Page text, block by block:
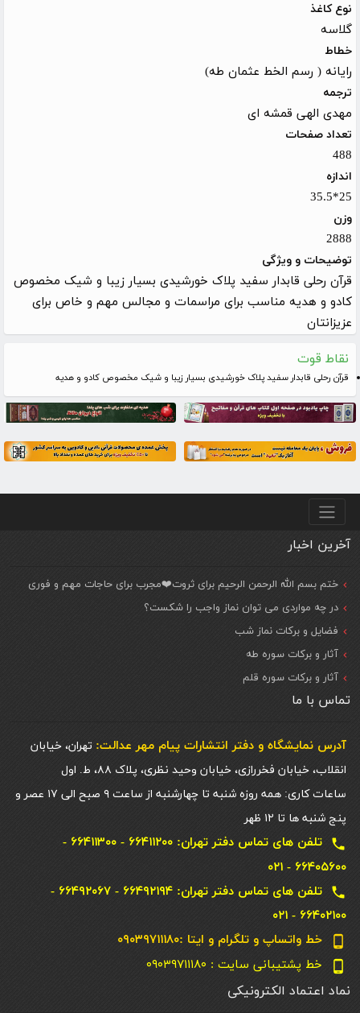
نوع کاغذ
گلاسه
خطاط
رایانه ( رسم الخط عثمان طه)
ترجمه
مهدی الهی قمشه ای
تعداد صفحات
488
اندازه
25*35.5
وزن
2888
توضیحات و ویژگی
قرآن رحلی قابدار سفید پلاک خورشیدی بسیار زیبا و شیک مخصوص
کادو و هدیه مناسب برای مراسمات و مجالس مهم و خاص برای
عزیزانتان
نقاط قوت
قرآن رحلی قابدار سفید پلاک خورشیدی بسیار زیبا و شیک مخصوص کادو و هدیه
منو پایین
آخرین اخبار
ختم بسم الله الرحمن الرحیم برای ثروت❤️مجرب برای حاجات مهم و فوری
در چه مواردی می توان نماز واجب را شکست؟
فضایل و برکات نماز شب
آثار و برکات سوره طه
آثار و برکات سوره قلم
تماس با ما
آدرس نمایشگاه و دفتر انتشارات پيام مهر عدالت: تهران، خیابان
انقلاب، خیابان فخررازی، خیابان وحید نظری، پلاک ۸۸، ط. اول
ساعات کاری: همه روزه شنبه تا چهارشنبه از ساعت ۹ صبح الی ۱۷ عصر و
پنج شنبه ها تا ۱۲ ظهر
local_phone
تلفن های تماس دفتر تهران: ۶۶۴۱۱۲۰۰ - ۶۶۴۱۱۳۰۰ -
۶۶۴۰۵۶۰۰ - ۰۲۱
local_phone
تلفن های تماس دفتر تهران: ۶۶۴۹۲۱۹۴ - ۶۶۴۹۲۰۶۷ -
۶۶۴۰۲۱۰۰ - ۰۲۱
phone_android خط واتساپ و تلگرام و ایتا :۰۹۰۳۹۷۱۱۱۸۰
phone_android خط پشتیبانی سایت : ۰۹۰۳۹۷۱۱۱۸۰
نماد اعتماد الکترونیکی